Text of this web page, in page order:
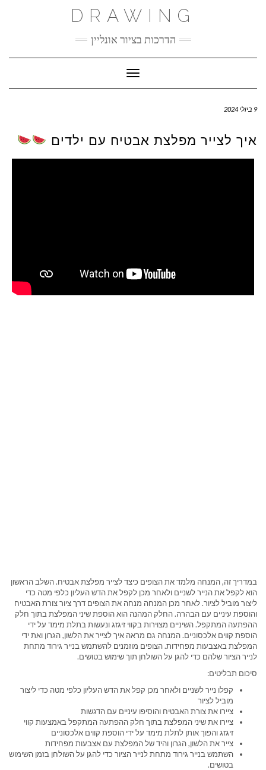
DRAWING
הדרכות בציור אונליין
Toggle Navigation
9 ביולי 2024
איך לצייר מפלצת אבטיח עם ילדים
במדריך זה, המנחה מלמד את הצופים כיצד לצייר מפלצת אבטיח. השלב הראשון
הוא לקפל את הנייר לשניים ולאחר מכן לקפל את הדש העליון כלפי מטה כדי
ליצור מוביל לציור. לאחר מכן המנחה מנחה את הצופים דרך ציור צורת האבטיח
והוספת עיניים עם הבהרה. החלק המהנה הוא הוספת שיני המפלצת בתוך חלק
ההפתעה המתקפל. השיניים מצוירות בקווי זיגזג ונעשות בתלת מימד על ידי
הוספת קווים אלכסוניים. המנחה גם מראה איך לצייר את הלשון, הגרון ואת ידי
המפלצת באצבעות מפחידות. הצופים מוזמנים להשתמש בנייר גירוד מתחת
לנייר הציור שלהם כדי להגן על השולחן תוך שימוש בטושים.
סיכום תבליטים:
קפלו נייר לשניים ולאחר מכן קפל את הדש העליון כלפי מטה כדי ליצור
מוביל לציור
ציירו את צורת האבטיח והוסיפו עיניים עם הדגשות
ציירו את שיני המפלצת בתוך חלק ההפתעה המתקפל באמצעות קווי
זיגזג והפוך אותן לתלת מימד על ידי הוספת קווים אלכסוניים
צייר את הלשון, הגרון והיד של המפלצת עם אצבעות מפחידות
השתמש בנייר גירוד מתחת לנייר הציור כדי להגן על השולחן בזמן השימוש
בטושים.